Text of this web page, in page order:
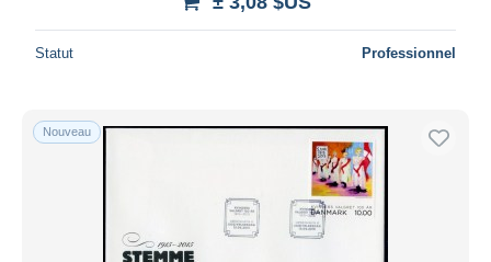
Statut Professionnel
Nouveau